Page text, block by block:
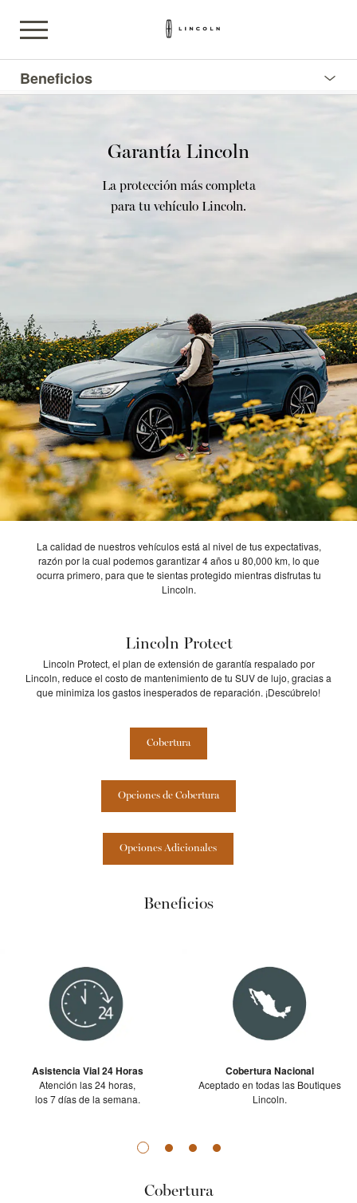
Beneficios
Garantía Lincoln
La protección más completa
para tu vehículo Lincoln.
La calidad de nuestros vehículos está al nivel de tus expectativas,
razón por la cual podemos garantizar 4 años u 80,000 km, lo que
ocurra primero, para que te sientas protegido mientras disfrutas tu
Lincoln.
Lincoln Protect
Lincoln Protect, el plan de extensión de garantía respalado por
Lincoln, reduce el costo de mantenimiento de tu SUV de lujo, gracias a
que minimiza los gastos inesperados de reparación. ¡Descúbrelo!
Cobertura
Opciones de Cobertura
Opciones Adicionales
Beneficios
Asistencia Vial 24 Horas
Atención las 24 horas,
los 7 días de la semana.
Cobertura Nacional
Aceptado en todas las Boutiques
Lincoln.
Cobertura